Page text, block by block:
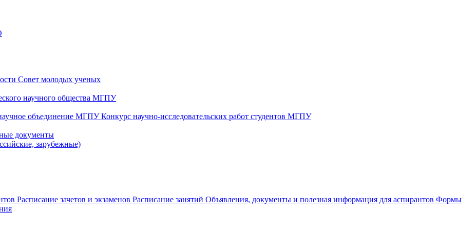
Совет молодых ученых
научного общества МГПУ
объединение МГПУКонкурс научно-исследовательских работ студентов МГПУ
документы
зарубежные)
Расписание зачетов и экзаменов Расписание занятий Объявления, документы и полезная информация для аспирантов Формы